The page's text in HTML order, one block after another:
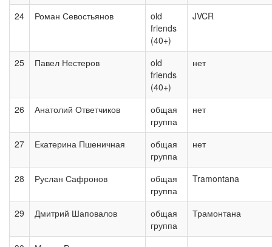
24 Роман Севостьянов
old
friends
(40+)
JVCR
25 Павел Нестеров
old
friends
(40+)
нет
26 Анатолий Ответчиков
общая
группа
нет
27 Екатерина Пшеничная
общая
группа
нет
28 Руслан Сафронов
общая
группа
Tramontana
29 Дмитрий Шаповалов
общая
группа
Трамонтана